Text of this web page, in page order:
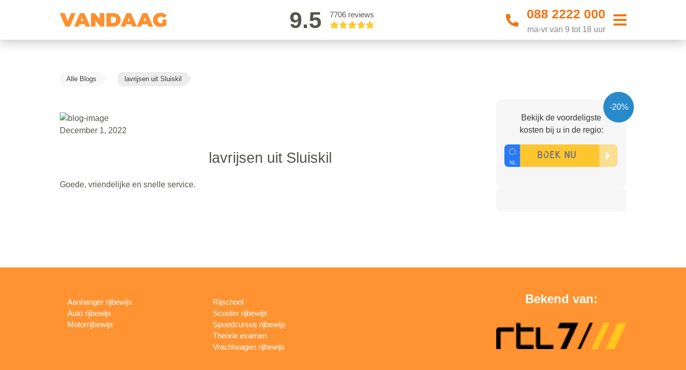
9.5 7706 reviews 088 2222 000
ma-vr van 9 tot 18 uur
Alle Blogs lavrijsen uit Sluiskil
December 1, 2022
lavrijsen uit Sluiskil
Goede, vriendelijke en snelle service.
-20%
Bekijk de voordeligste
kosten bij u in de regio:
Aanhanger rijbewijs
Auto rijbewijs
Motorrijbewijs
Rijschool
Scooter rijbewijs
Spoedcursus rijbewijs
Theorie examen
Vrachtwagen rijbewijs
Bekend van: